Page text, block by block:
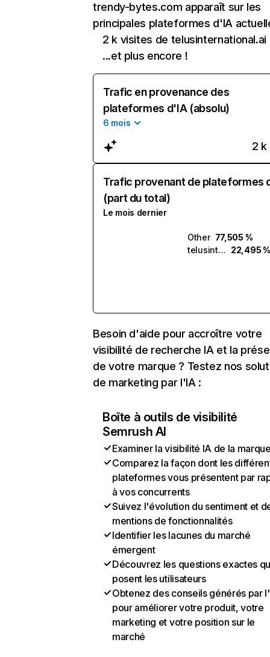
trendy-bytes.com apparaît sur les
principales plateformes d'IA
2 k visites de telusinternational.ai
...et plus encore !
Trafic en provenance des
plateformes d'IA (absolu)
6 mois
2 k
Trafic provenant de plateformes
(part du total)
Le mois dernier
Other 77,505 %
telusinternational.ai 22,495 %
Besoin d'aide pour accroître votre
visibilité de recherche IA et la
de votre marque ? Testez nos
de marketing par l'IA :
Boîte à outils de visibilité
Semrush AI
Examiner la visibilité IA de la
Comparez la façon dont les
plateformes vous présentent par
à vos concurrents
Suivez l'évolution du sentiment et
mentions de fonctionnalités
Identifier les lacunes du marché
émergent
Découvrez les questions exactes
posent les utilisateurs
Obtenez des conseils générés par
pour améliorer votre produit, votre
marketing et votre position sur le
marché